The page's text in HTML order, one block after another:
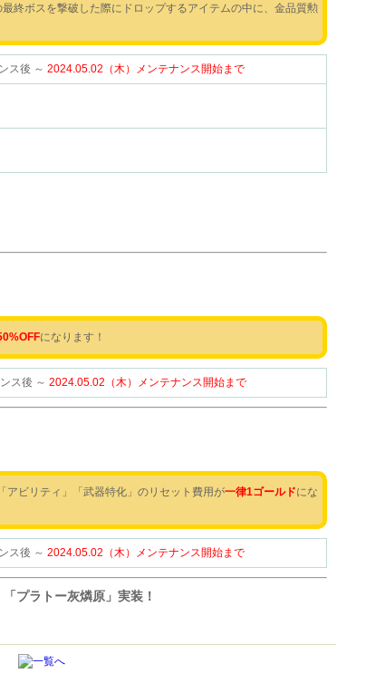
終ボスを撃破した際にドロップするアイテムの中に、金品質勲
ス後 ～ 2024.05.02（木）メンテナンス開始まで
になります！
ス後 ～ 2024.05.02（木）メンテナンス開始まで
ビリティ」「武器特化」のリセット費用が一律1ゴールドにな
ス後 ～ 2024.05.02（木）メンテナンス開始まで
プラトー灰燐原」実装！